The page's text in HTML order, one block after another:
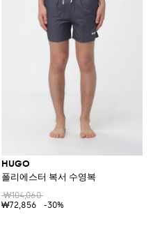
HUGO
폴리에스터 복서 수영복
₩104,060
₩72,856
-30%